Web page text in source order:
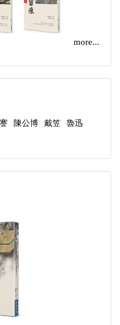
重數：百年歷史餘溫
隙末──重看晚清人
more...
陳公博 戴笠
魯迅